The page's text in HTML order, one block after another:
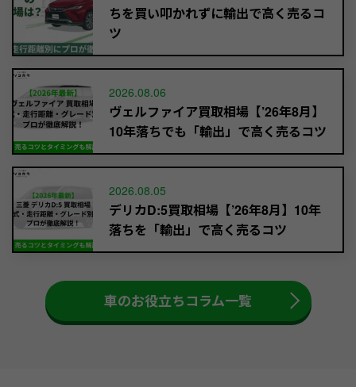
ちを買い叩かれずに輸出で高く売るコ
ツ
2026.08.06
ヴェルファイア買取相場【’26年8月】
10年落ちでも「輸出」で高く売るコツ
2026.08.05
デリカD:5買取相場【’26年8月】10年
落ちを「輸出」で高く売るコツ
車のお役立ちコラム一覧